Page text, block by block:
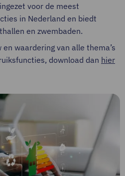
voor de meest
in Nederland en biedt
en zwembaden.
waardering van alle thema’s
download dan hier